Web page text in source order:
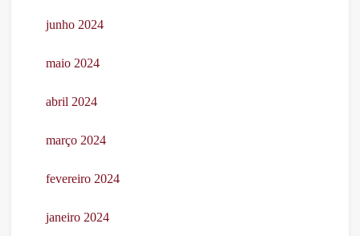
junho 2024
maio 2024
abril 2024
março 2024
fevereiro 2024
janeiro 2024